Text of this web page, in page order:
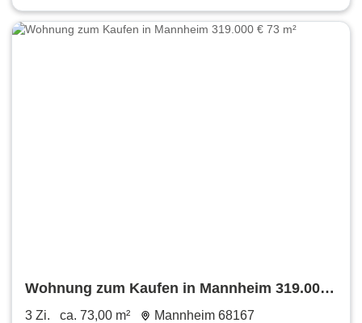
Wohnung zum Kaufen in Mannheim 319.000
€ 73 m²
3 Zi. ca. 73,00 m² Mannheim 68167